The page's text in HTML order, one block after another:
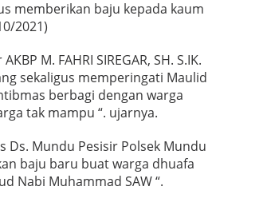
memberikan baju kepada kaum
2021)
M. FAHRI SIREGAR, SH. S.IK.
sekaligus memperingati Maulid
berbagi dengan warga
tak mampu “. ujarnya.
Ds. Mundu Pesisir Polsek Mundu
baju baru buat warga dhuafa
Nabi Muhammad SAW “.